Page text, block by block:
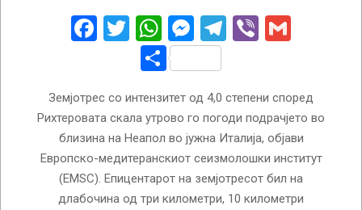
Facebook
Twitter
WhatsApp
Messenger
Telegram
Viber
Share
Земјотрес со интензитет од 4,0 степени според
Рихтеровата скала утрово го погоди подрачјето во
близина на Неапол во јужна Италија, објави
Европско-медитеранскиот сеизмолошки институт
(EMSC). Епицентарот на земјотресот бил на
длабочина од три километри, 10 километри